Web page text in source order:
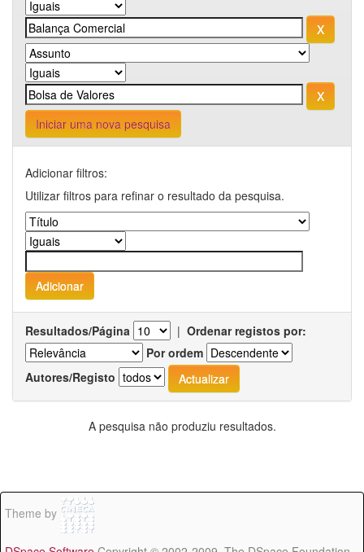
Iniciar uma nova pesquisa
Adicionar filtros:
Utilizar filtros para refinar o resultado da pesquisa.
Resultados/Página | Ordenar registos por:
Por ordem
Autores/Registo
A pesquisa não produziu resultados.
Theme by